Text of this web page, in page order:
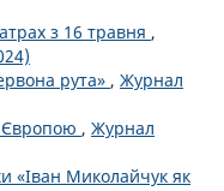
з 16 травня ,
рута» , Журнал
, Журнал
«Іван Миколайчук як